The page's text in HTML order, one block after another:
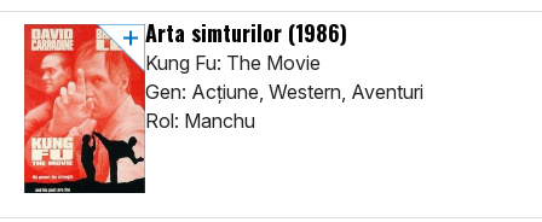
Arta simturilor (1986)
Kung Fu: The Movie
Gen: Acţiune, Western, Aventuri
Rol: Manchu